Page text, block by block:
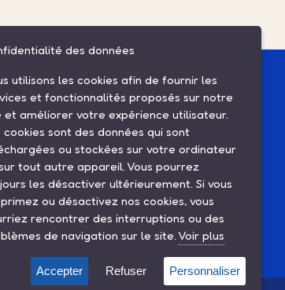
ESPACE CLIENT
Mes commandes
Mes informations
Mes listes d'achats
Conditions générales de
Contactez-nous
des données
utilisons les cookies afin de fournir les
et fonctionnalités proposés sur notre
et améliorer votre expérience utilisateur.
cookies sont des données qui sont
ou stockées sur votre ordinateur
tout autre appareil. Vous pourrez
les désactiver ultérieurement. Si vous
ou désactivez nos cookies, vous
rencontrer des interruptions ou des
de navigation sur le site. Voir plus
Accepter Refuser Personnaliser